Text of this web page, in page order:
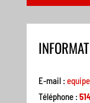
E-mail :
Téléphone :